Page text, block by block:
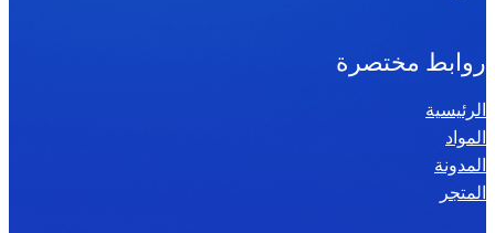
روابط مختصرة
الرئيسية
المواد
المدونة
المتجر